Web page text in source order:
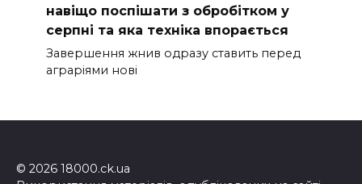
навіщо поспішати з обробітком у
серпні та яка техніка впорається
Завершення жнив одразу ставить перед
аграріями нові
© 2026 18000.ck.ua